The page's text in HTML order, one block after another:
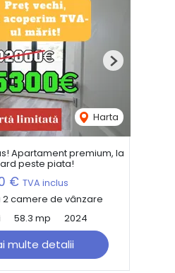
Harta
Next
Apartament premium, la
peste piata!
€ TVA inclus
camere de vânzare
58.3 mp 2024
multe detalii